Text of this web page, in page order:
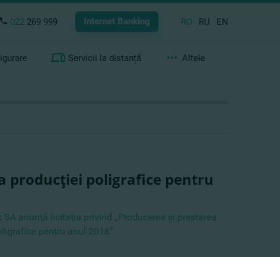
022 269 999 Internet Banking RO RU EN
Servicii la distanță Altele
producţiei poligrafice pentru
SA anunţă licitaţia privind „Producerea şi prestarea
pentru anul 2018”